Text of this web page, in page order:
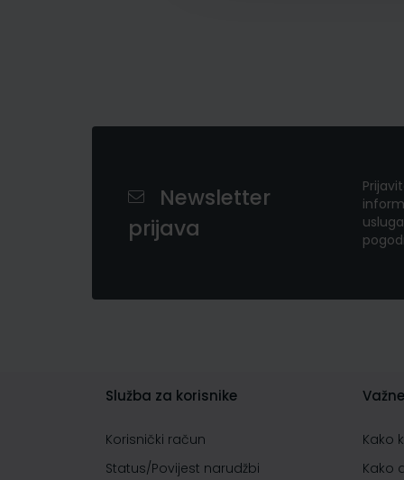
Newsletter
prijava
Služba za korisnike
Korisnički račun
Status/Povijest narudžbi
Kako
Kako